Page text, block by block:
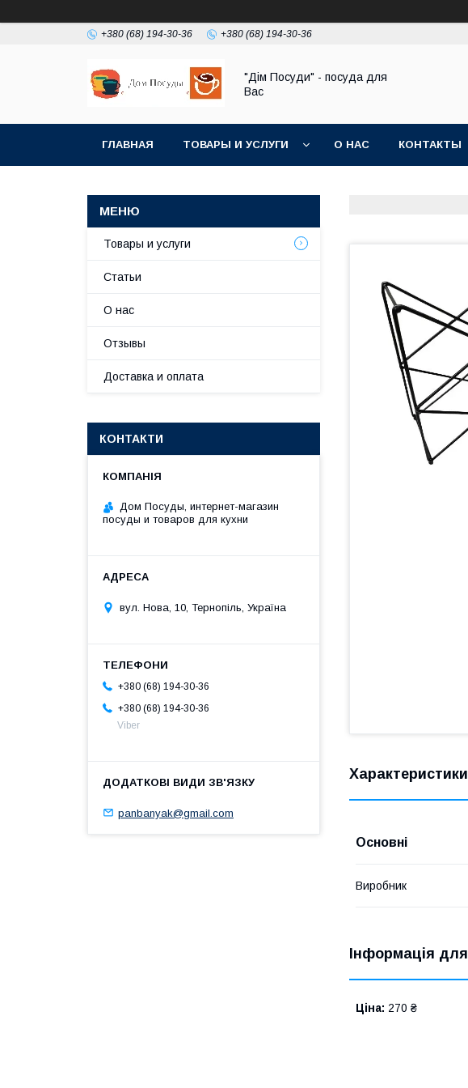
+380 (68) 194-30-36 +380 (68) 194-30-36
"Дім Посуди" - посуда для
Вас
ГЛАВНАЯ ТОВАРЫ И УСЛУГИ О НАС КОНТАКТЫ
Характеристики
Основні
Виробник
Інформація
Ціна: 270 ₴
Товары и услуги
Статьи
О нас
Отзывы
Доставка и оплата
КОНТАКТИ
Дом Посуды, интернет-магазин
посуды и товаров для кухни
вул. Нова, 10, Тернопіль, Україна
+380 (68) 194-30-36
+380 (68) 194-30-36
Viber
panbanyak@gmail.com